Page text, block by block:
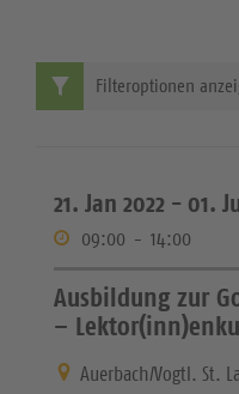
21. Jan 2022 - 01.
09:00 - 14:00
Ausbildung zur
–
Auerbach/Vogtl. St.
Filteroptionen